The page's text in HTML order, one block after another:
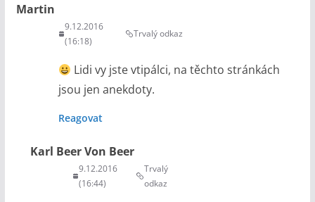
Martin
9.12.2016
(16:18)
Trvalý odkaz
Lidi vy jste vtipálci, na těchto stránkách
jsou jen anekdoty.
Reagovat
Karl Beer Von Beer
9.12.2016
(16:44)
Trvalý
odkaz